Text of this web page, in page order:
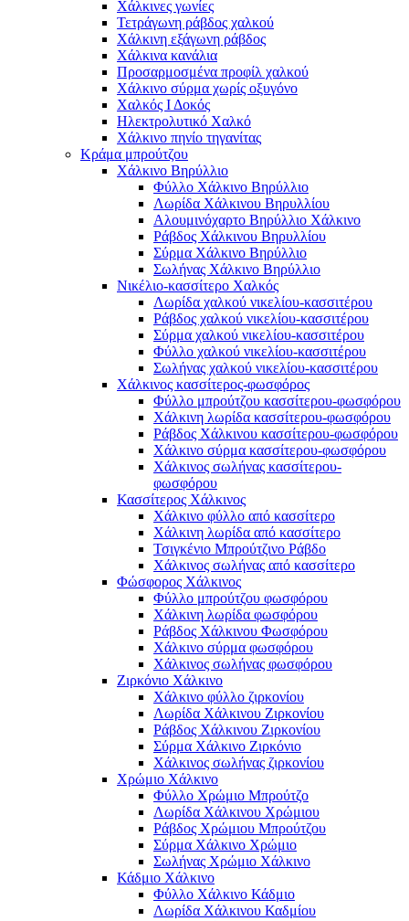
Χάλκινες γωνίες
Τετράγωνη ράβδος χαλκού
Χάλκινη εξάγωνη ράβδος
Χάλκινα κανάλια
Προσαρμοσμένα προφίλ χαλκού
Χάλκινο σύρμα χωρίς οξυγόνο
Χαλκός Ι Δοκός
Ηλεκτρολυτικό Χαλκό
Χάλκινο πηνίο τηγανίτας
Κράμα μπρούτζου
Χάλκινο Βηρύλλιο
Φύλλο Χάλκινο Βηρύλλιο
Λωρίδα Χάλκινου Βηρυλλίου
Αλουμινόχαρτο Βηρύλλιο Χάλκινο
Ράβδος Χάλκινου Βηρυλλίου
Σύρμα Χάλκινο Βηρύλλιο
Σωλήνας Χάλκινο Βηρύλλιο
Νικέλιο-κασσίτερο Χαλκός
Λωρίδα χαλκού νικελίου-κασσιτέρου
Ράβδος χαλκού νικελίου-κασσιτέρου
Σύρμα χαλκού νικελίου-κασσιτέρου
Φύλλο χαλκού νικελίου-κασσιτέρου
Σωλήνας χαλκού νικελίου-κασσιτέρου
Χάλκινος κασσίτερος-φωσφόρος
Φύλλο μπρούτζου κασσίτερου-φωσφόρου
Χάλκινη λωρίδα κασσίτερου-φωσφόρου
Ράβδος Χάλκινου κασσίτερου-φωσφόρου
Χάλκινο σύρμα κασσίτερου-φωσφόρου
Χάλκινος σωλήνας κασσίτερου-
φωσφόρου
Κασσίτερος Χάλκινος
Χάλκινο φύλλο από κασσίτερο
Χάλκινη λωρίδα από κασσίτερο
Τσιγκένιο Μπρούτζινο Ράβδο
Χάλκινος σωλήνας από κασσίτερο
Φώσφορος Χάλκινος
Φύλλο μπρούτζου φωσφόρου
Χάλκινη λωρίδα φωσφόρου
Ράβδος Χάλκινου Φωσφόρου
Χάλκινο σύρμα φωσφόρου
Χάλκινος σωλήνας φωσφόρου
Ζιρκόνιο Χάλκινο
Χάλκινο φύλλο ζιρκονίου
Λωρίδα Χάλκινου Ζιρκονίου
Ράβδος Χάλκινου Ζιρκονίου
Σύρμα Χάλκινο Ζιρκόνιο
Χάλκινος σωλήνας ζιρκονίου
Χρώμιο Χάλκινο
Φύλλο Χρώμιο Μπρούτζο
Λωρίδα Χάλκινου Χρώμιου
Ράβδος Χρώμιου Μπρούτζου
Σύρμα Χάλκινο Χρώμιο
Σωλήνας Χρώμιο Χάλκινο
Κάδμιο Χάλκινο
Φύλλο Χάλκινο Κάδμιο
Λωρίδα Χάλκινου Καδμίου